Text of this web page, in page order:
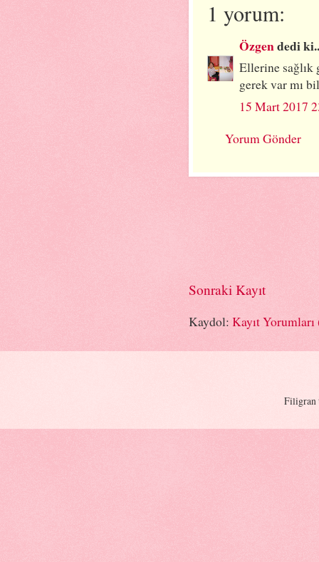
1 yorum:
Özgendedi
Ellerine sağlık
gerek var mı
15 Mart 2017
Yorum Gönder
Sonraki Kayıt
Kaydol: Kayıt
Filigran